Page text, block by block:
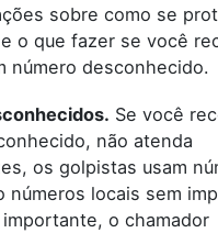
sobre como se
o que fazer se você
número desconhecido.
Se você
não atenda
os golpistas usam
números locais sem
o chamador